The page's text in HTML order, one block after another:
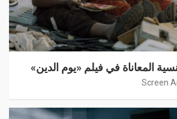
المعاناة في فيلم «يوم الدين»
Screen